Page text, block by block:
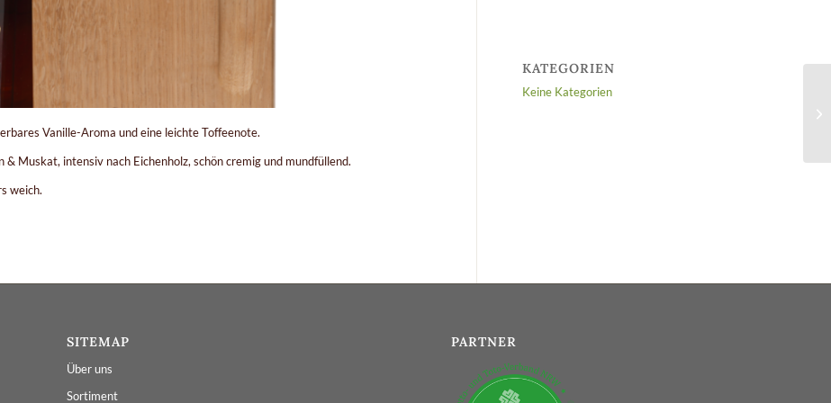
Vanille-Aroma und eine leichte Toffeenote.
Muskat, intensiv nach Eichenholz, schön cremig und mundfüllend.
weich.
KATEGORIEN
Keine Kategorien
SITEMAP
Über uns
Sortiment
PARTNER